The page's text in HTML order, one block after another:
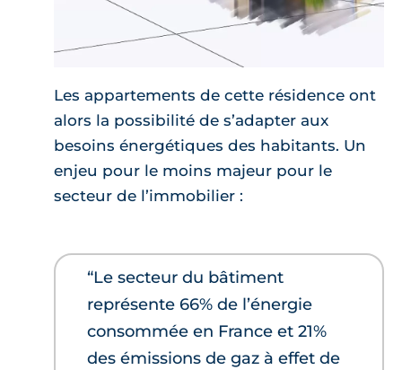
Les appartements de cette résidence ont
alors la possibilité de s’adapter aux
besoins énergétiques des habitants. Un
enjeu pour le moins majeur pour le
secteur de l’immobilier :
“Le secteur du bâtiment
représente 66% de l’énergie
consommée en France et 21%
des émissions de gaz à effet de